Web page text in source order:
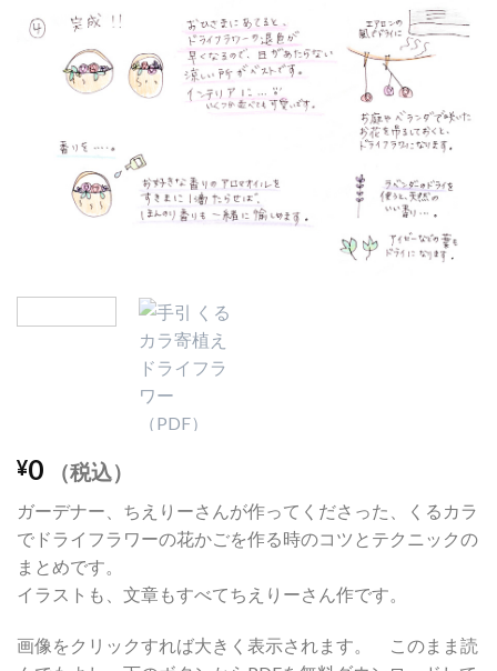
¥0 （税込）
ガーデナー、ちえりーさんが作ってくださった、くるカラ
でドライフラワーの花かごを作る時のコツとテクニックの
まとめです。
イラストも、文章もすべてちえりーさん作です。
画像をクリックすれば大きく表示されます。 このまま読